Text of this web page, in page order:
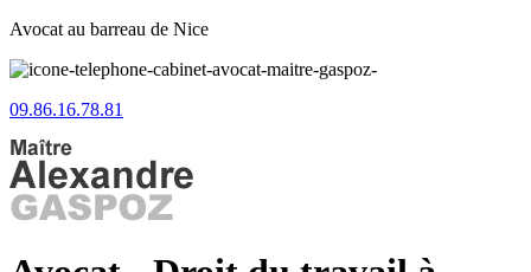
Avocat au barreau de Nice
09.86.16.78.81